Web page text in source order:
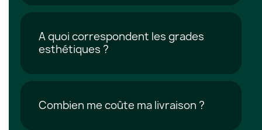
A quoi correspondent les grades
esthétiques ?
Combien me coûte ma livraison ?